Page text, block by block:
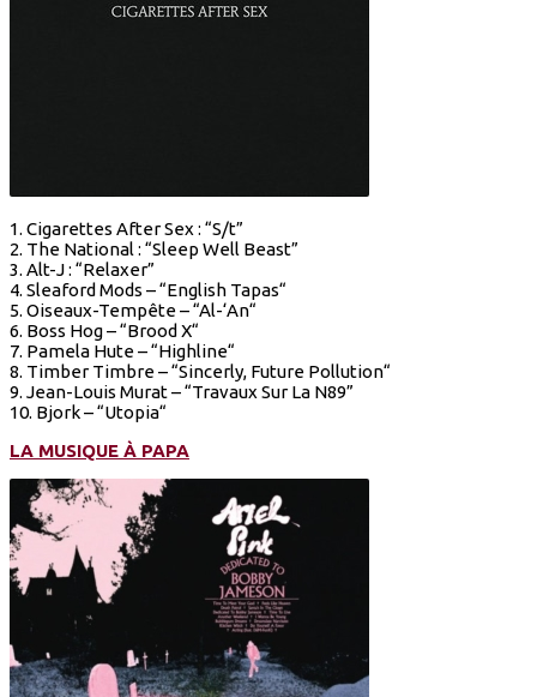
1. Cigarettes After Sex : “S/t”
2. The National : “Sleep Well Beast”
3. Alt-J : “Relaxer”
4. Sleaford Mods – “English Tapas“
5. Oiseaux-Tempête – “Al-‘An“
6. Boss Hog – “Brood X“
7. Pamela Hute – “Highline“
8. Timber Timbre – “Sincerly, Future Pollution“
9. Jean-Louis Murat – “Travaux Sur La N89”
10. Bjork – “Utopia“
LA MUSIQUE À PAPA